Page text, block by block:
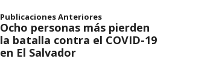
Publicaciones Anteriores
Ocho personas más pierden
la batalla contra el COVID-19
en El Salvador